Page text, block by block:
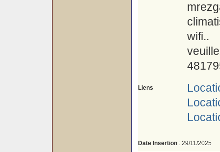
wifi..
Liens
Date Insertion: 29/11/2025